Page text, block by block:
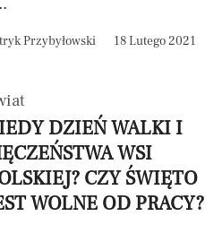
Przybyłowski 18 Lutego 2021
DZIEŃ WALKI I
WSI
CZY ŚWIĘTO
WOLNE OD PRACY?